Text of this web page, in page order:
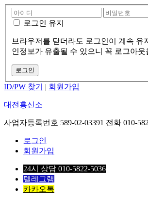
로그인 유지
브라우저를 닫더라도 로그인이 계속
인정보가 유출될 수 있으니 꼭 로그아웃
ID/PW 찾기 | 회원가입
대전흥신소
사업자등록번호 589-02-03391 전화 010-
로그인
회원가입
24시 상담 010-5822-5036
텔레그램
카카오톡